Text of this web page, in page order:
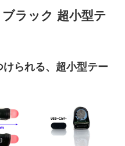
ラック 超小型テ
られる、超小型テー